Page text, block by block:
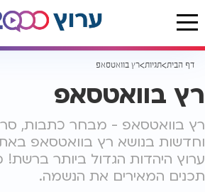
דף הבית תגיות רץ בוואטסאפ
רץ בוואטסאפ
רץ בוואטסאפ - מבחר כתבות,
ערוץ היהדות הגדול ביותר ברשת!
תכנים המאירים את הנשמה.